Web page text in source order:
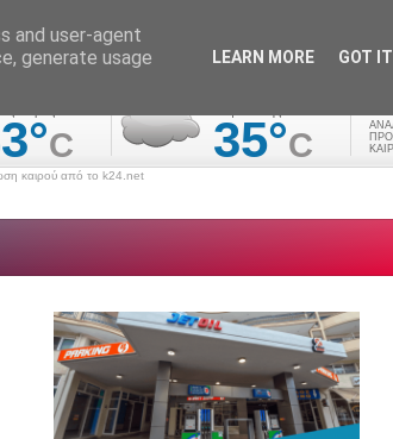
καιρού από το k24.net
and user-agent
generate usage
LEARN MORE GOT IT